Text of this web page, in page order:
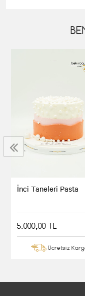
İnci Taneleri Pasta
5.000,00 TL
Ücretsiz
‹